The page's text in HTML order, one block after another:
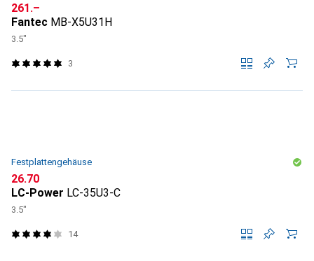
CHF
261.–
Fantec MB-X5U31H
3.5"
3
Festplattengehäuse
CHF
26.70
LC-Power LC-35U3-C
3.5"
14